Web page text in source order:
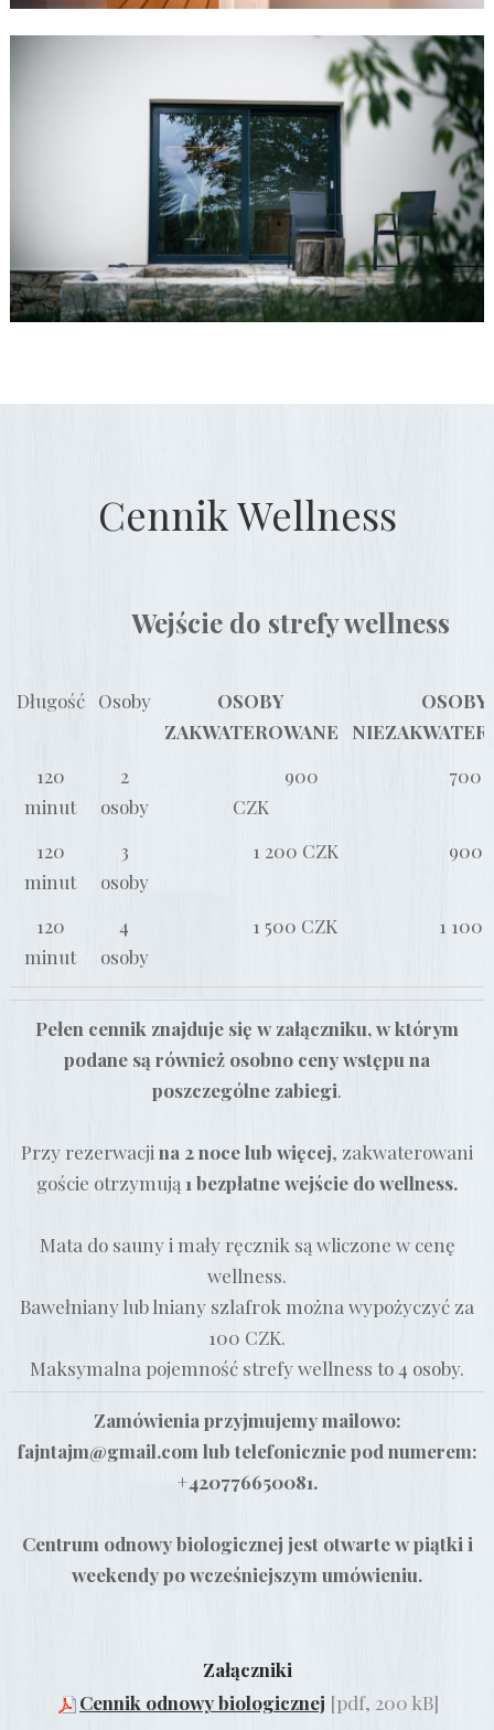
Cennik Wellness
Wejście do strefy wellness
Długość Osoby
OSOBY
ZAKWATEROWANE
OSOBY
120
minut
2
osoby
900
CZK
700
120
minut
3
osoby
1 200 CZK 900
120
minut
4
osoby
1 500 CZK 1 100
Pełen cennik znajduje się w załączniku, w którym
podane są również osobno ceny wstępu na
poszczególne zabiegi.
Przy rezerwacji na 2 noce lub więcej, zakwaterowani
goście otrzymują 1 bezpłatne wejście do wellness.
Mata do sauny i mały ręcznik są wliczone w cenę
wellness.
Bawełniany lub lniany szlafrok można wypożyczyć za
100 CZK.
Maksymalna pojemność strefy wellness to 4 osoby.
Zamówienia przyjmujemy mailowo:
fajntajm@gmail.com lub telefonicznie pod numerem:
+420776650081.
Centrum odnowy biologicznej jest otwarte w piątki i
weekendy po wcześniejszym umówieniu.
Załączniki
Cennik odnowy biologicznej [pdf, 200 kB]